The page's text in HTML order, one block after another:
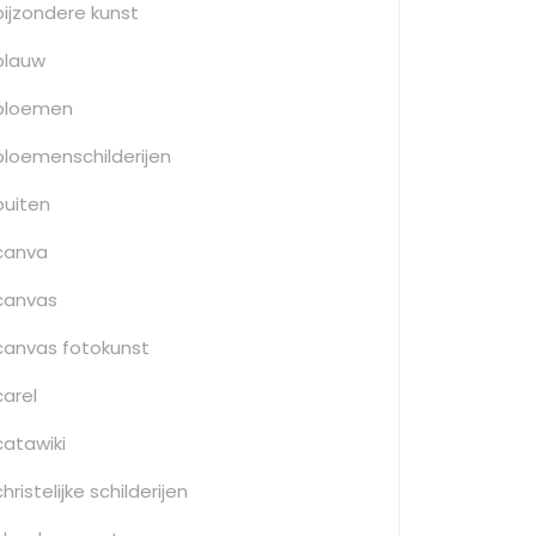
kunst
fotokunst
schilderijen